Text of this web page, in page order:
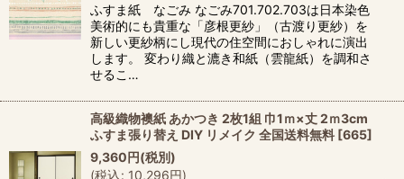
ふすま紙 なごみ なごみ701.702.703は日本染色
美術的にも貴重な「彦根更紗」（古渡り更紗）を
新しい更紗柄にし現代の住空間におしゃれに演出
します。 変わり織と漉き和紙（雲龍紙）を調和さ
せるこ…
高級織物襖紙 あかつき 2枚1組 巾1ｍ×丈 2ｍ3cm
ふすま張り替え DIY リメイク 全国送料無料 [665]
9,360円(税別)
(税込: 10,296円)